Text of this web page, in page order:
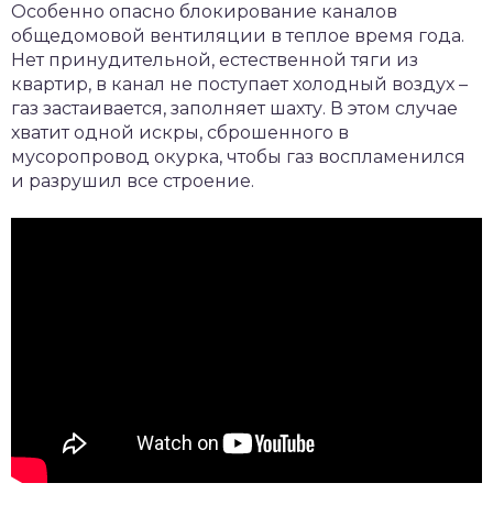
Особенно опасно блокирование каналов
общедомовой вентиляции в теплое время года.
Нет принудительной, естественной тяги из
квартир, в канал не поступает холодный воздух –
газ застаивается, заполняет шахту. В этом случае
хватит одной искры, сброшенного в
мусоропровод окурка, чтобы газ воспламенился
и разрушил все строение.